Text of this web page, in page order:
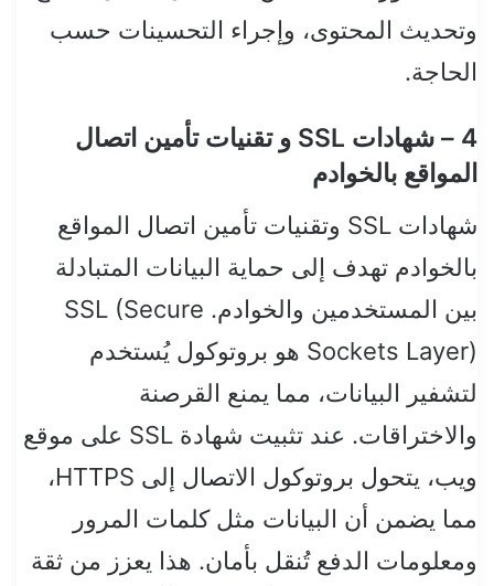
وتحديث المحتوى، وإجراء التحسينات حسب
الحاجة.
4 – شهادات SSL و تقنيات تأمين اتصال
المواقع بالخوادم
شهادات SSL وتقنيات تأمين اتصال المواقع
بالخوادم تهدف إلى حماية البيانات المتبادلة
بين المستخدمين والخوادم. SSL (Secure
Sockets Layer) هو بروتوكول يُستخدم
لتشفير البيانات، مما يمنع القرصنة
والاختراقات. عند تثبيت شهادة SSL على موقع
ويب، يتحول بروتوكول الاتصال إلى HTTPS،
مما يضمن أن البيانات مثل كلمات المرور
ومعلومات الدفع تُنقل بأمان. هذا يعزز من ثقة